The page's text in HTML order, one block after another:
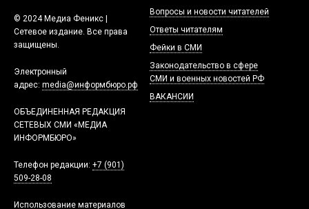
© 2024 Медиа Феникс |
Сетевое издание. Все права
защищены.
Электронный
адрес: media@информбюро.рф
ОБЪЕДИНЕННАЯ РЕДАКЦИЯ
СЕТЕВЫХ СМИ «МЕДИА
ИНФОРМБЮРО»
Телефон редакции: +7 (901)
509-28-08
Использование материалов
Вопросы и новости читателей
Ответы читателям
Фейки в СМИ
Законодательство в сфере
СМИ и военных новостей РФ
ВАКАНСИИ